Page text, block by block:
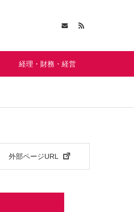
経理・財務・経営
外部ページURL